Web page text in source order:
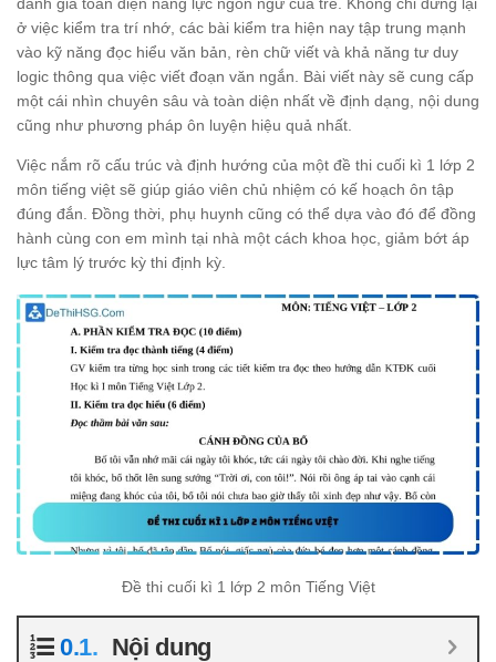
đánh giá toàn diện năng lực ngôn ngữ của trẻ. Không chỉ dừng lại
ở việc kiểm tra trí nhớ, các bài kiểm tra hiện nay tập trung mạnh
vào kỹ năng đọc hiểu văn bản, rèn chữ viết và khả năng tư duy
logic thông qua việc viết đoạn văn ngắn. Bài viết này sẽ cung cấp
một cái nhìn chuyên sâu và toàn diện nhất về định dạng, nội dung
cũng như phương pháp ôn luyện hiệu quả nhất.
Việc nắm rõ cấu trúc và định hướng của một đề thi cuối kì 1 lớp 2
môn tiếng việt sẽ giúp giáo viên chủ nhiệm có kế hoạch ôn tập
đúng đắn. Đồng thời, phụ huynh cũng có thể dựa vào đó để đồng
hành cùng con em mình tại nhà một cách khoa học, giảm bớt áp
lực tâm lý trước kỳ thi định kỳ.
Đề thi cuối kì 1 lớp 2 môn Tiếng Việt
Nội dung